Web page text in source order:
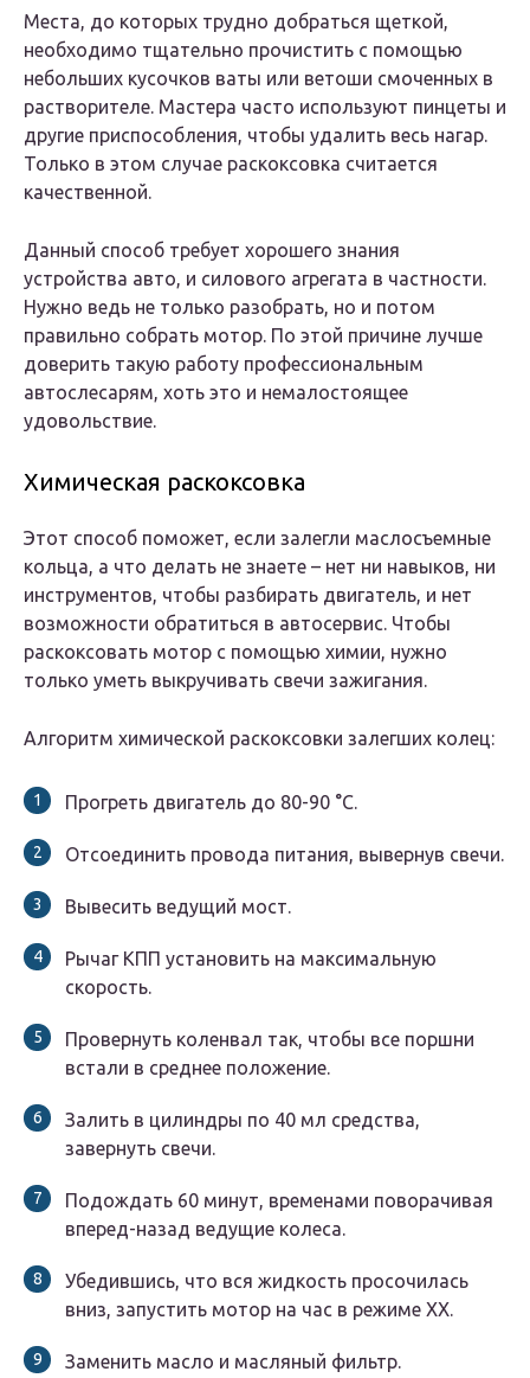
Места, до которых трудно добраться щеткой,
необходимо тщательно прочистить с помощью
небольших кусочков ваты или ветоши смоченных в
растворителе. Мастера часто используют пинцеты и
другие приспособления, чтобы удалить весь нагар.
Только в этом случае раскоксовка считается
качественной.
Данный способ требует хорошего знания
устройства авто, и силового агрегата в частности.
Нужно ведь не только разобрать, но и потом
правильно собрать мотор. По этой причине лучше
доверить такую работу профессиональным
автослесарям, хоть это и немалостоящее
удовольствие.
Химическая раскоксовка
Этот способ поможет, если залегли маслосъемные
кольца, а что делать не знаете – нет ни навыков, ни
инструментов, чтобы разбирать двигатель, и нет
возможности обратиться в автосервис. Чтобы
раскоксовать мотор с помощью химии, нужно
только уметь выкручивать свечи зажигания.
Алгоритм химической раскоксовки залегших колец:
Прогреть двигатель до 80-90 °C.
Отсоединить провода питания, вывернув свечи.
Вывесить ведущий мост.
Рычаг КПП установить на максимальную
скорость.
Провернуть коленвал так, чтобы все поршни
встали в среднее положение.
Залить в цилиндры по 40 мл средства,
завернуть свечи.
Подождать 60 минут, временами поворачивая
вперед-назад ведущие колеса.
Убедившись, что вся жидкость просочилась
вниз, запустить мотор на час в режиме ХХ.
Заменить масло и масляный фильтр.